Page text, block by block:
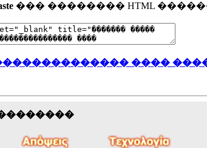
��� �������� HTML
����